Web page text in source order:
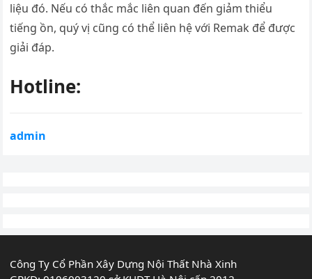
liệu đó. Nếu có thắc mắc liên quan đến giảm thiểu
tiếng ồn, quý vị cũng có thể liên hệ với Remak để được
giải đáp.
Hotline:
admin
Công Ty Cổ Phần Xây Dựng Nội Thất Nhà Xinh